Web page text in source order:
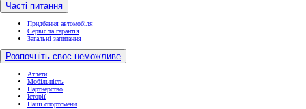
Часті питання
Придбання автомобіля
Сервіс та гарантія
Загальні запитання
Розпочніть своє неможливе
Атлети
Мобільність
Партнерство
Історії
Наші спортсмени